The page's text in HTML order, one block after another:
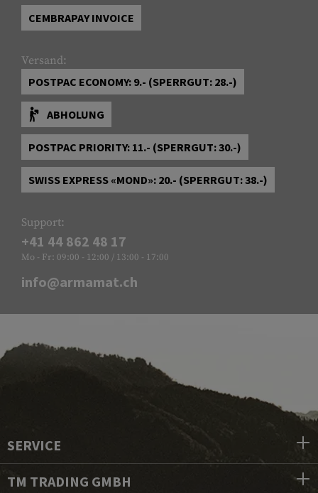
CEMBRAPAY INVOICE
Versand:
POSTPAC ECONOMY: 9.- (SPERRGUT: 28.-)
ABHOLUNG
POSTPAC PRIORITY: 11.- (SPERRGUT: 30.-)
SWISS EXPRESS «MOND»: 20.- (SPERRGUT: 38.-)
Support:
+41 44 862 48 17
Mo - Fr: 09:00 - 12:00 / 13:00 - 17:00
info@armamat.ch
SERVICE
TM TRADING GMBH